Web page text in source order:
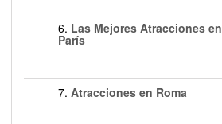
6. Las Mejores Atracciones en
París
7. Atracciones en Roma